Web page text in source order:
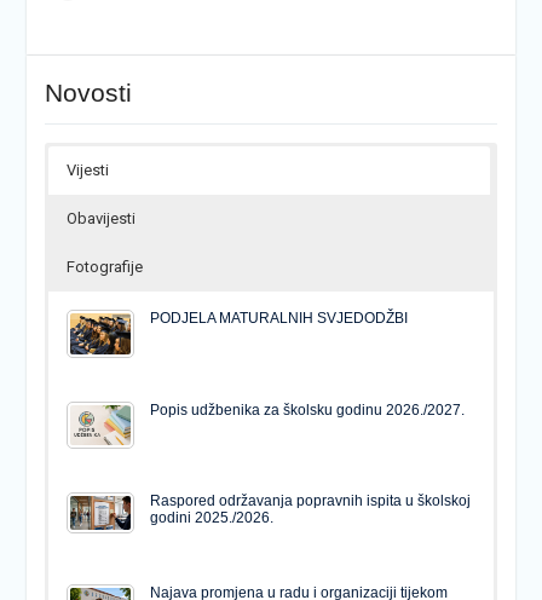
Novosti
Vijesti
Obavijesti
Fotografije
PODJELA MATURALNIH SVJEDODŽBI
Popis udžbenika za školsku godinu 2026./2027.
Raspored održavanja popravnih ispita u školskoj
godini 2025./2026.
Najava promjena u radu i organizaciji tijekom